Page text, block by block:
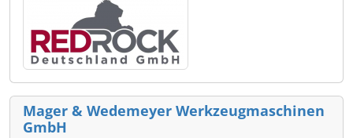
Mager & Wedemeyer Werkzeugmaschinen
GmbH